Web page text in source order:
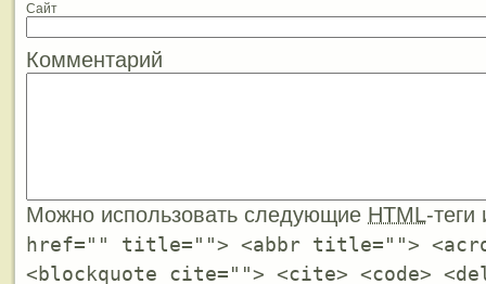
Сайт
Комментарий
Можно использовать следующие HTML-
href="" title=""> <abbr title="">
<blockquote cite=""> <cite> <code>